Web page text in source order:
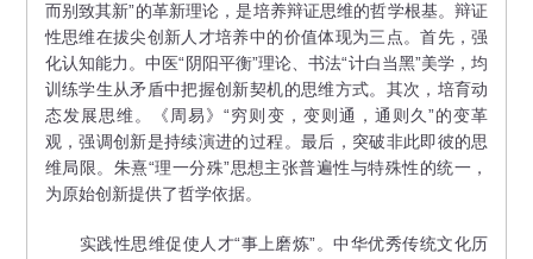
而别致其新”的革新理论，是培养辩证思维的哲学根基。辩证
性思维在拔尖创新人才培养中的价值体现为三点。首先，强
化认知能力。中医“阴阳平衡”理论、书法“计白当黑”美学，均
训练学生从矛盾中把握创新契机的思维方式。其次，培育动
态发展思维。《周易》“穷则变，变则通，通则久”的变革
观，强调创新是持续演进的过程。最后，突破非此即彼的思
维局限。朱熹“理一分殊”思想主张普遍性与特殊性的统一，
为原始创新提供了哲学依据。
实践性思维促使人才“事上磨炼”。中华优秀传统文化历